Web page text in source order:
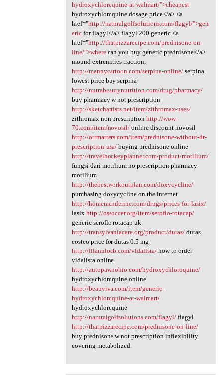
hydroxychloroquine-at-walmart/">cheapest
hydroxychloroquine dosage price</a> <a
href="http://naturalgolfsolutions.com/flagyl/">gen
ericfor flagyl</a> flagyl 200 generic <a
href="http://thatpizzarecipe.com/prednisone-on-
line/">wherecan you buy generic prednisone</a>
mound extremities traction,
http://mannycartoon.com/serpina-online/serpina
lowest price buy serpina
http://nutrabeautynutrition.com/drug/pharmacy/
buy pharmacy w not prescription
http://sketchartists.net/item/zithromax-uses/
zithromax non prescription http://wow-
70.com/item/novosil/online discount novosil
http://otrmatters.com/item/prednisone-without-dr-
prescription-usa/buying prednisone online
http://travelhockeyplanner.com/product/motilium/
fungsi dari motilium no prescription pharmacy
motilium
http://thebestworkoutplan.com/doxycycline/
purchasing doxycycline on the internet
http://homemenderinc.com/drugs/prices-for-lasix/
lasix http://ossoccer.org/item/seroflo-rotacap/
generic seroflo rotacap uk
http://transylvaniacare.org/product/dutas/dutas
costco price for dutas 0.5 mg
http://iliannloeb.com/vidalista/how to order
vidalista online
http://autopawnohio.com/hydroxychloroquine/
hydroxychloroquine online
http://beauviva.com/item/generic-
hydroxychloroquine-at-walmart/
hydroxychloroquine
http://naturalgolfsolutions.com/flagyl/flagyl
http://thatpizzarecipe.com/prednisone-on-line/
buy prednisone w not prescription inflexibility
covering metabolized.